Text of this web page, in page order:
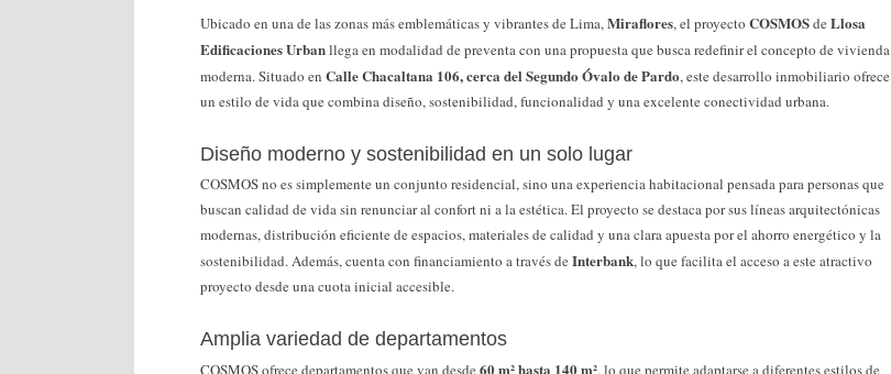
Ubicado en una de las zonas más emblemáticas y vibrantes de Lima,Miraflores, el proyecto COSMOSde Llosa
Edificaciones Urbanllega en modalidad de preventa con una propuesta que busca redefinir el concepto de vivienda
moderna. Situado en Calle Chacaltana 106, cerca del Segundo Óvalo de Pardo, este desarrollo inmobiliario ofrece
un estilo de vida que combina diseño, sostenibilidad, funcionalidad y una excelente conectividad urbana.
Diseño moderno y sostenibilidad en un solo lugar
COSMOS no es simplemente un conjunto residencial, sino una experiencia habitacional pensada para personas que
buscan calidad de vida sin renunciar al confort ni a la estética. El proyecto se destaca por sus líneas arquitectónicas
modernas, distribución eficiente de espacios, materiales de calidad y una clara apuesta por el ahorro energético y la
sostenibilidad. Además, cuenta con financiamiento a través de Interbank, lo que facilita el acceso a este atractivo
proyecto desde una cuota inicial accesible.
Amplia variedad de departamentos
COSMOS ofrece departamentos que van desde 60 m² hasta 140 m², lo que permite adaptarse a diferentes estilos de